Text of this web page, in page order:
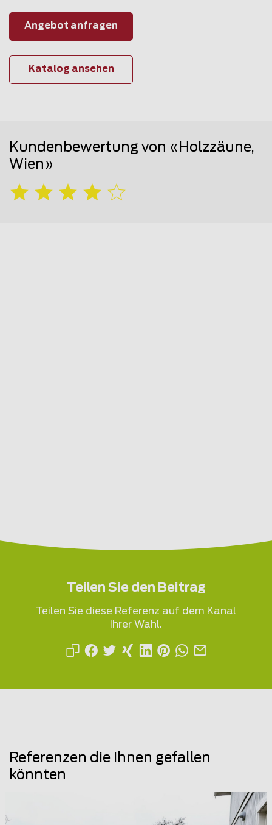
Angebot anfragen
Katalog ansehen
Kundenbewertung von «Holzzäune,
Wien»
Teilen Sie den Beitrag
Teilen Sie diese Referenz auf dem Kanal
Ihrer Wahl.
Referenzen die Ihnen gefallen
könnten